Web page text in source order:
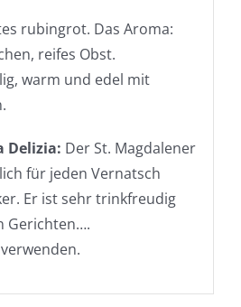
rubingrot. Das Aroma:
reifes Obst.
warm und edel mit
Delizia: Der St. Magdalener
für jeden Vernatsch
Er ist sehr trinkfreudig
Gerichten….